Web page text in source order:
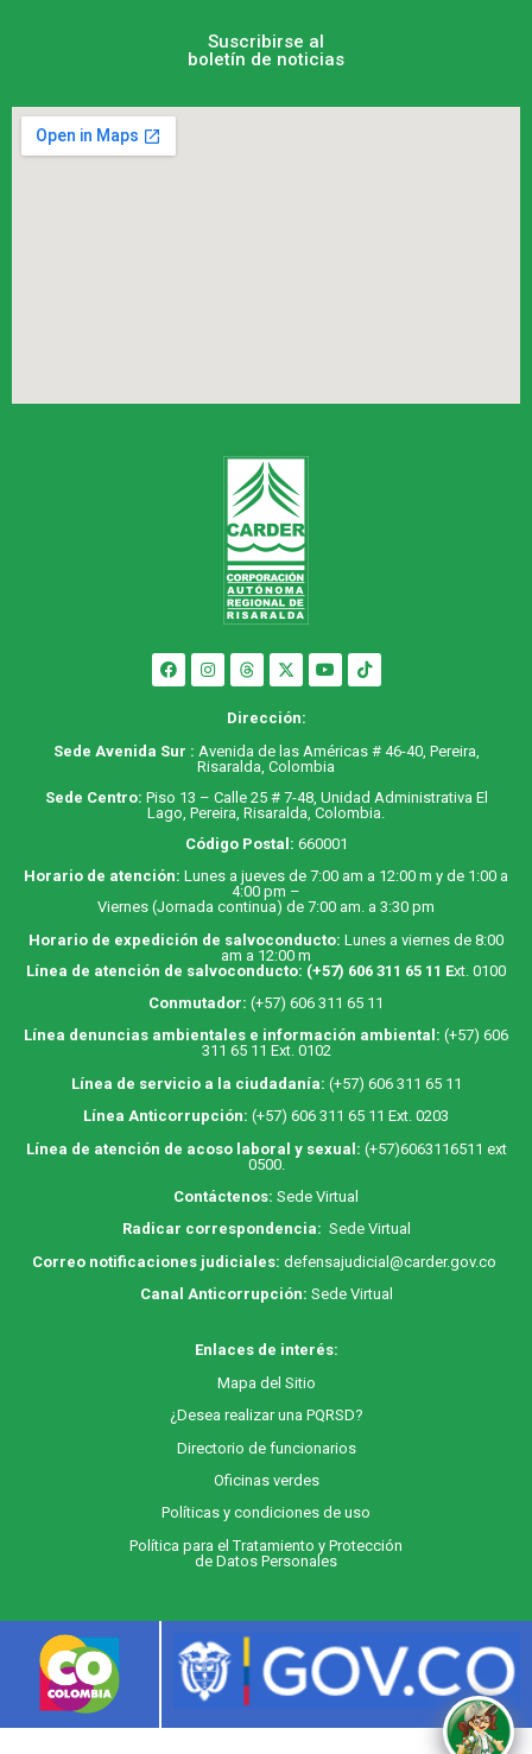
Suscribirse al
boletín de noticias
Dirección:
Sede Avenida Sur : Avenida de las Américas # 46-40, Pereira,
Risaralda, Colombia
Sede Centro: Piso 13 – Calle 25 # 7-48, Unidad Administrativa El
Lago, Pereira, Risaralda, Colombia.
Código Postal: 660001
Horario de atención: Lunes a jueves de 7:00 am a 12:00 m y de 1:00 a
4:00 pm –
Viernes (Jornada continua) de 7:00 am. a 3:30 pm
Horario de expedición de salvoconducto: Lunes a viernes de 8:00
am a 12:00 m
Línea de atención de salvoconducto: (+57) 606 311 65 11 Ext. 0100
Conmutador: (+57) 606 311 65 11
Línea denuncias ambientales e información ambiental: (+57) 606
311 65 11 Ext. 0102
Línea de servicio a la ciudadanía: (+57) 606 311 65 11
Línea Anticorrupción: (+57) 606 311 65 11 Ext. 0203
Línea de atención de acoso laboral y sexual: (+57)6063116511 ext
0500.
Contáctenos: Sede Virtual
Radicar correspondencia: Sede Virtual
Correo notificaciones judiciales: defensajudicial@carder.gov.co
Canal Anticorrupción: Sede Virtual
Enlaces de interés:
Mapa del Sitio
¿Desea realizar una PQRSD?
Directorio de funcionarios
Oficinas verdes
Políticas y condiciones de uso
Política para el Tratamiento y Protección
de Datos Personales